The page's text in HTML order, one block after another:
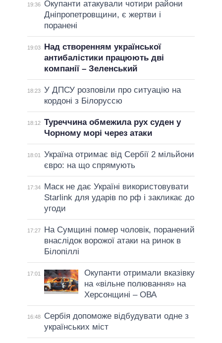
19:36 Окупанти атакували чотири райони
Дніпропетровщини, є жертви і
поранені
19:03
Над створенням української
антибалістики працюють дві
компанії – Зеленський
18:23 У ДПСУ розповіли про ситуацію на
кордоні з Білоруссю
18:12 Туреччина обмежила рух суден у
Чорному морі через атаки
18:01
Україна отримає від Сербії 2 мільйони
євро: на що спрямують
17:34
Маск не дає Україні використовувати
Starlink для ударів по рф і закликає до
угоди
17:27
На Сумщині помер чоловік, поранений
внаслідок ворожої атаки на ринок в
Білопіллі
17:01
Окупанти отримали вказівку
на «вільне полювання» на
Херсонщині – ОВА
16:48
Сербія допоможе відбудувати одне з
українських міст